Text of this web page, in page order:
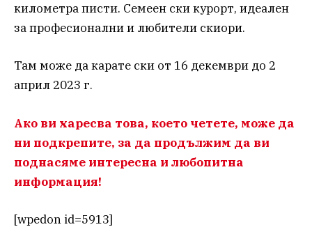
километра писти. Семеен ски курорт, идеален
за професионални и любители скиори.
Там може да карате ски от 16 декември до 2
април 2023 г.
Ако ви харесва това, което четете, може да
ни подкрепите, за да продължим да ви
поднасяме интересна и любопитна
информация!
[wpedon id=5913]